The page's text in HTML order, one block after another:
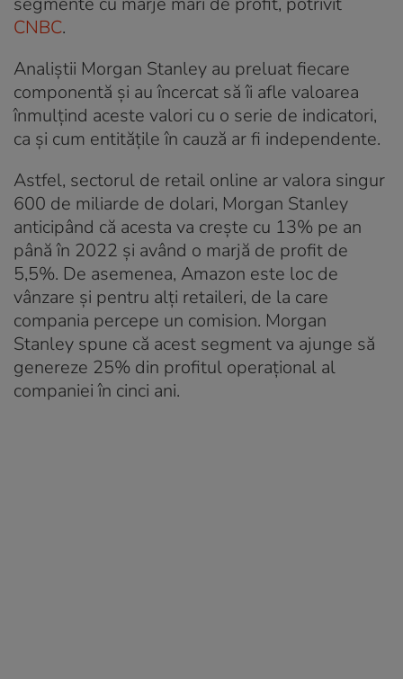
CNBC.
Analiștii Morgan Stanley au preluat fiecare
componentă și au încercat să îi afle valoarea
înmulțind aceste valori cu o serie de indicatori,
ca și cum entitățile în cauză ar fi independente.
Astfel, sectorul de retail online ar valora singur
600 de miliarde de dolari, Morgan Stanley
anticipând că acesta va crește cu 13% pe an
până în 2022 și având o marjă de profit de
5,5%. De asemenea, Amazon este loc de
vânzare și pentru alți retaileri, de la care
compania percepe un comision. Morgan
Stanley spune că acest segment va ajunge să
genereze 25% din profitul operațional al
companiei în cinci ani.